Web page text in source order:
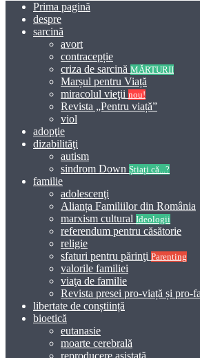
Prima pagină
despre
sarcină
avort
contracepție
criza de sarcină MĂRTURII
Marșul pentru Viață
miracolul vieţii nou!
Revista „Pentru viață”
viol
adopţie
dizabilităţi
autism
sindrom Down Știați că...?
familie
adolescenţi
Alianța Familiilor din România
marxism cultural Ideologii
referendum pentru căsătorie
religie
sfaturi pentru părinţi Parenting
valorile familiei
viaţa de familie
Revista presei pro-viață și pro-
libertate de conștiință
bioetică
eutanasie
moarte cerebrală
reproducere asistată